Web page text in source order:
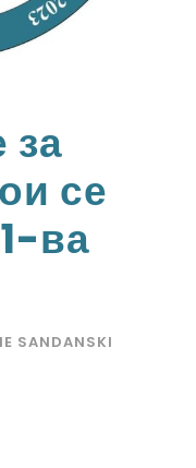
за
се
ва
SANDANSKI